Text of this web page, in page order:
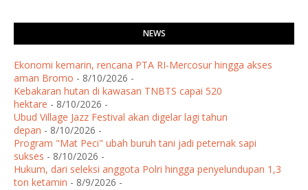
NEWS
Ekonomi kemarin, rencana PTA RI-Mercosur hingga akses
aman Bromo - 8/10/2026 -
Kebakaran hutan di kawasan TNBTS capai 520
hektare - 8/10/2026 -
Ubud Village Jazz Festival akan digelar lagi tahun
depan - 8/10/2026 -
Program "Mat Peci" ubah buruh tani jadi peternak sapi
sukses - 8/10/2026 -
Hukum, dari seleksi anggota Polri hingga penyelundupan 1,3
ton ketamin - 8/9/2026 -